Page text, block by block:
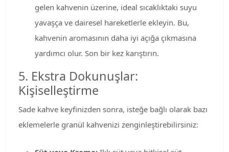
gelen kahvenin üzerine, ideal sıcaklıktaki suyu
yavaşça ve dairesel hareketlerle ekleyin. Bu,
kahvenin aromasının daha iyi açığa çıkmasına
yardımcı olur. Son bir kez karıştırın.
5. Ekstra Dokunuşlar:
Kişiselleştirme
Sade kahve keyfinizden sonra, isteğe bağlı olarak bazı
eklemelerle granül kahvenizi zenginleştirebilirsiniz: